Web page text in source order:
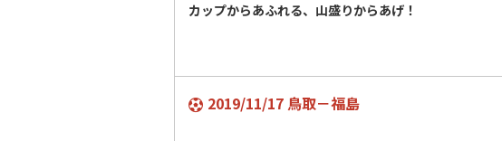
カップからあふれる、山盛りからあげ！
2019/11/17 鳥取－福島